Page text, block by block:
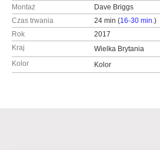
Montaż
Dave Briggs
Czas trwania
24 min (16-30 min.)
Rok
2017
Kraj
Wielka Brytania
Kolor
Kolor